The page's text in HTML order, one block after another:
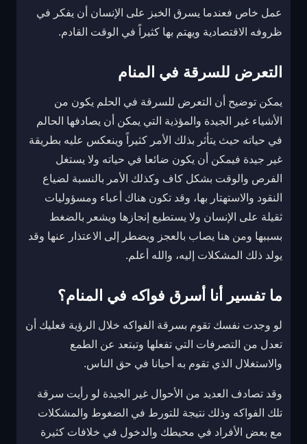
عمل خاص فعندما يسرق الخبز على الإنسان أن يفكر في
ظروفه الاقتصادية ويهتم بها كثيراً في الوقت القادم.
التعرض للسرقة في المنام
يمكن توضيح أن التعرض للسرقة في الحلم يكون من
الأشياء غير الجيدة والمؤذية التي يمكن أن يصادفها الحالم
في حياته حيث يتأثر بذلك الأمر كثيراً وينعكس عليه بطريقة
غير جيدة فيمكن أن يكون ضائعا في حياته ولا يستغل
الفرص والوقت بشكل كاف وكذلك الأمر بالنسبة لضياع
النقود والاستهتار بها، وقد تكون هناك أعباء ومسؤوليات
ثقيلة على الإنسان ولا يستطيع إنجازها ويشعر بالضغط
بسببها ومن هنا يصاب بالعجز ويضطر إلى الاعتذار عنها وقد
يولد ذلك المشكلات إليه، والله أعلم.
ما تفسير أنا أسرق فواكه في المنام؟
لو وجدت نفسك تقوم بسرقة الفواكه خلال الرؤية فعليك أن
تعدل من التصرفات التي تفعلها وتبتعد عن الطمع
والاستغلال الذي تقوم به أحيانا في حق الناس.
وقد تصادف العديد من الأحوال غير الجيدة لو رأيت سرقة
تلك الفواكه وذلك نتيجة للتورط في الضغوط والمشكلات
مع بعض الأفراد في محيطك والدخول في خلافات كثيرة